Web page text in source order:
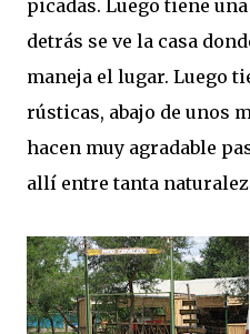
picadas. Luego tiene
detrás se ve la casa
maneja el lugar. Luego
rústicas, abajo de unos
hacen muy agradable
allí entre tanta